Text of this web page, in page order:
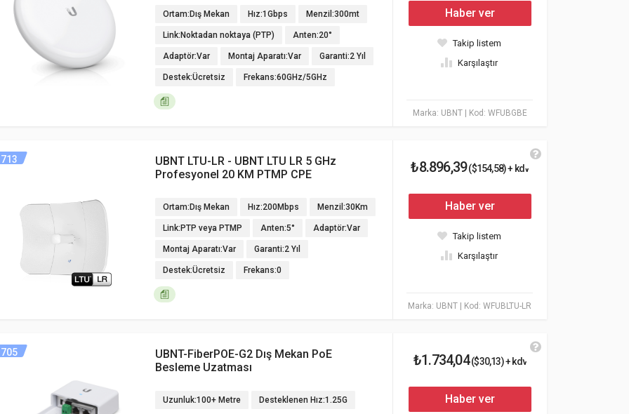
Marka: UBNT | Kod: WFUBGBE
Ortam:Dış Mekan Hız:1Gbps Menzil:300mt
Link:Noktadan noktaya (PTP) Anten:20°
Adaptör:Var Montaj Aparatı:Var Garanti:2 Yıl
Destek:Ücretsiz Frekans:60GHz/5GHz
Haber ver
Takip listem
Karşılaştır
Marka: UBNT | Kod: WFUBLTU-LR
UBNT LTU-LR - UBNT LTU LR 5 GHz
Profesyonel 20 KM PTMP CPE
Ortam:Dış Mekan Hız:200Mbps Menzil:30Km
Link:PTP veya PTMP Anten:5° Adaptör:Var
Montaj Aparatı:Var Garanti:2 Yıl
Destek:Ücretsiz Frekans:0
₺8.896,39($154,58) + kdv
Haber ver
Takip listem
Karşılaştır
UBNT-FiberPOE-G2 Dış Mekan PoE
Besleme Uzatması
Uzunluk:100+ Metre Desteklenen Hız:1.25G
₺1.734,04($30,13) + kdv
Haber ver